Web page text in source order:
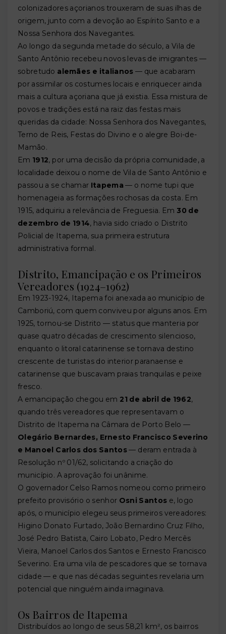
colonizadores açorianos trouxeram de suas ilhas de
origem, junto com a devoção ao Espírito Santo e a
Nossa Senhora dos Navegantes.
Ao longo da segunda metade do século, a Vila de
Santo Antônio recebeu novos levas de imigrantes —
sobretudo alemães e italianos — que acabaram
por assimilar os costumes locais e enriquecer ainda
mais a cultura açoriana que já existia. Essa mistura de
povos e tradições está na raiz das festas mais
queridas da cidade: Nossa Senhora dos Navegantes,
Terno de Reis, Festas do Divino e o alegre Boi-de-
Mamão.
Em 1912, por uma decisão da própria comunidade, a
localidade deixou o nome de Vila de Santo Antônio e
passou a se chamar Itapema — o nome tupi que
homenageia as formações rochosas da costa. Em
1915, adquiriu a relevância de Freguesia. Em 30 de
dezembro de 1914, havia sido criado o Distrito
Policial de Itapema, sua primeira estrutura
administrativa formal.
Distrito, Emancipação e os Primeiros
Vereadores (1924–1962)
Em 1923-1924, Itapema foi anexada ao município de
Camboriú, com quem conviveu por alguns anos. Em
1925, tornou-se Distrito — status que manteria por
quase quatro décadas de crescimento silencioso,
enquanto o litoral catarinense se tornava destino
crescente de turistas do interior paranaense e
catarinense que buscavam praias tranquilas e peixe
fresco.
A emancipação chegou em 21 de abril de 1962,
quando três vereadores que representavam o
Distrito de Itapema na Câmara de Porto Belo —
Olegário Bernardes, Ernesto Francisco Severino
e Manoel Carlos dos Santos— deram entrada à
Resolução nº 01/62, solicitando a criação do
município. A aprovação foi unânime.
O governador Celso Ramos nomeou como primeiro
prefeito provisório o senhor Osni Santos e, logo
após, o município elegeu seus primeiros vereadores:
Higino Donato Furtado, João Bernardino Cruz Filho,
José Pedro Batista, Cairo Lobato, Pedro Mercês
Vieira, Manoel Carlos dos Santos e Ernesto Francisco
Severino. Era uma vila de pescadores que se tornava
cidade — e que nas décadas seguintes revelaria um
potencial que ninguém ainda imaginava.
Os Bairros de Itapema
Distribuídos ao longo de seus 58,21 km², os bairros